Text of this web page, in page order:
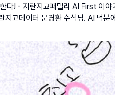
다! - 지란지교패밀리 AI First 이
지교데이터 문경환 수석님. AI 덕